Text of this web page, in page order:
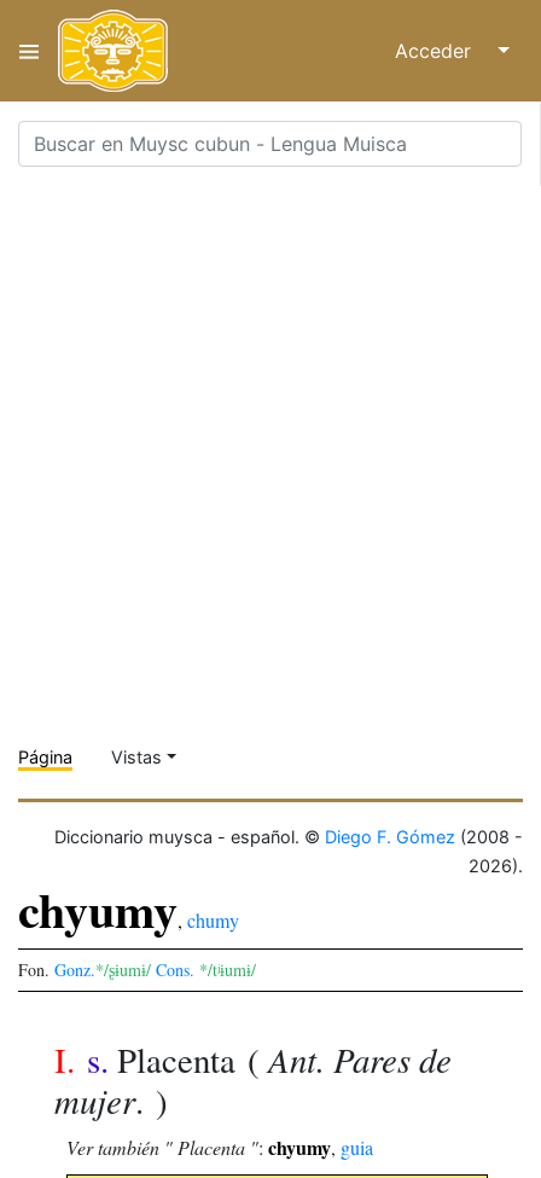
Acceder ↓
Página Vistas
Diccionario muysca - español. © Diego F. Gómez (2008 -
2026).
chyumy, chumy
Fon. Gonz.*/ʂɨumɨ/ Cons. */tʲɨumɨ/
I. s. Placenta ( Ant. Pares de
mujer. )
Ver también " Placenta ": chyumy, guia